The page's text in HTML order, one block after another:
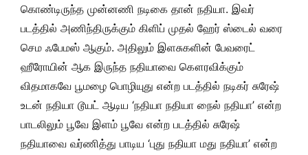
கொண்டிருந்த முன்னணி நடிகை தான் நதியா. இவர்
படத்தில் அணிந்திருக்கும் கிளிப் முதல் ஹேர் ஸ்டைல் வரை
செம ஃபேமஸ் ஆகும். அதிலும் இளசுகளின் பேவரைட்
ஹீரோயின் ஆக இருந்த நதியாவை கௌரவிக்கும்
விதமாகவே பூமழை பொழியுது என்ற படத்தில் நடிகர் சுரேஷ்
உடன் நதியா டூயட் ஆடிய ‘நதியா நதியா நைல் நதியா’ என்ற
பாடலிலும் பூவே இளம் பூவே என்ற படத்தில் சுரேஷ்
நதியாவை வர்ணித்து பாடிய ‘புது நதியா மது நதியா’ என்ற